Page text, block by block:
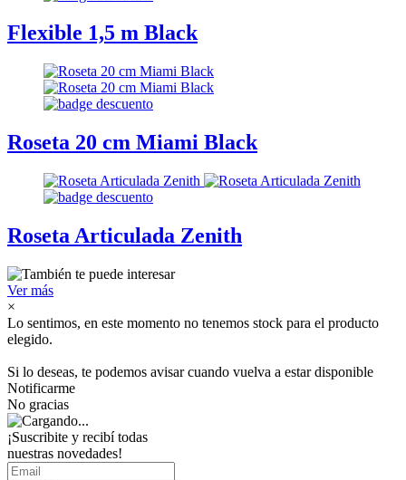
Flexible 1,5 m Black
Roseta 20 cm Miami Black
Roseta Articulada Zenith
Ver más
×
Lo sentimos, en este momento no tenemos stock para el producto
elegido.
Si lo deseas, te podemos avisar cuando vuelva a estar disponible
Notificarme
No gracias
¡Suscribite y recibí todas
nuestras novedades!